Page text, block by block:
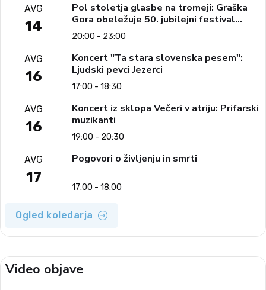
AVG
14
Pol stoletja glasbe na tromeji: Graška
Gora obeležuje 50. jubilejni festival
narodno-zabavne glasbe
20:00 - 23:00
AVG
16
Koncert "Ta stara slovenska pesem":
Ljudski pevci Jezerci
17:00 - 18:30
AVG
16
Koncert iz sklopa Večeri v atriju: Prifarski
muzikanti
19:00 - 20:30
AVG
17
Pogovori o življenju in smrti
17:00 - 18:00
Ogled koledarja
Video objave